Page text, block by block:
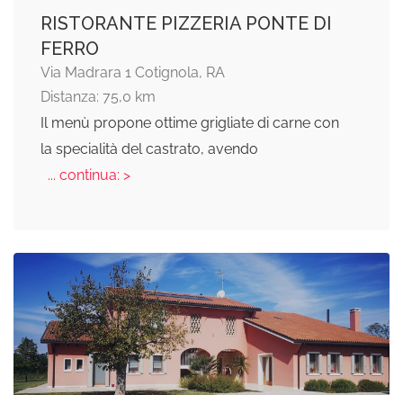
RISTORANTE PIZZERIA PONTE DI
FERRO
Via Madrara 1 Cotignola, RA
Distanza: 75,0 km
Il menù propone ottime grigliate di carne con
la specialità del castrato, avendo
... continua: >